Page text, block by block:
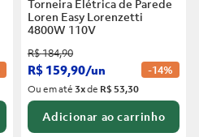
Torneira Elétrica de Parede
Loren Easy Lorenzetti
4800W 110V
R$184,90
R$ 159,90/un -14%
Ou em até3xde R$ 53,30
Adicionar ao carrinho